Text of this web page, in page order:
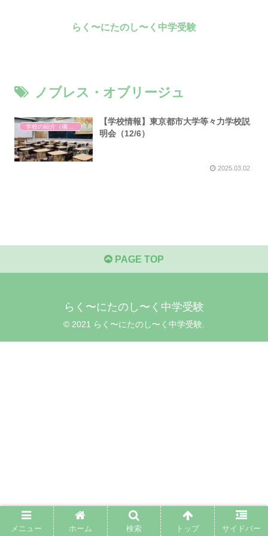
らく〜にたのし〜く中学受験
ノブレス・オブリージュ
【学校情報】東京都市大学等々力学校説
明会（12/6）
2025.03.02
PAGE TOP
らく〜にたのし〜く中学受験
© 2021 らく〜にたのし〜く中学受験.
メニュー ホーム 検索 トップ サイドバー